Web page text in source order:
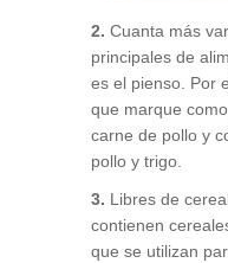
2. Cuanta más
principales de
es el pienso. Por
que marque
carne de pollo y
pollo y trigo.
3. Libres de
contienen
que se utilizan